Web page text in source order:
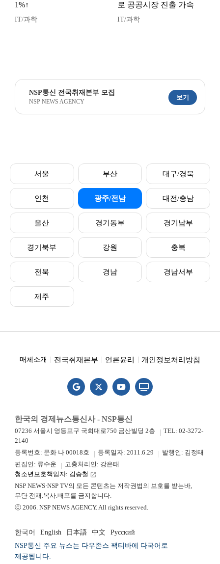
1%↑
IT/과학
로 공공시장 진출 가속
IT/과학
NSP통신 전국취재본부 모집
NSP NEWS AGENCY
보기
서울 부산 대구/경북
인천 광주/전남 대전/충남
울산 경기동부 경기남부
경기북부 강원 충북
전북 경남 경남서부
제주
매체소개 전국취재본부 언론윤리 개인정보처리방침
한국의 경제뉴스통신사 - NSP통신
07236 서울시 영등포구 국회대로750 금산빌딩 2층
TEL: 02-3272-
2140
등록번호: 문화 나 00018호
등록일자: 2011.6.29
발행인: 김정태
편집인: 류수운
고충처리인: 강은태
청소년보호책임자: 김승철 launch
NSP NEWS·NSP TV의 모든 콘텐츠는 저작권법의 보호를 받는바,
무단 전재.복사.배포를 금지합니다.
ⓒ 2006. NSP NEWS AGENCY. All rights reserved.
한국어 English 日本語 中文
Русский
NSP통신 주요 뉴스는 다우존스 팩티바에 다국어로
제공됩니다.